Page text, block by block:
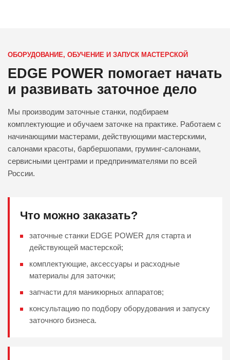
ОБОРУДОВАНИЕ, ОБУЧЕНИЕ И ЗАПУСК МАСТЕРСКОЙ
EDGE POWER помогает начать
и развивать заточное дело
Мы производим заточные станки, подбираем
комплектующие и обучаем заточке на практике. Работаем с
начинающими мастерами, действующими мастерскими,
салонами красоты, барбершопами, груминг-салонами,
сервисными центрами и предпринимателями по всей
России.
Что можно заказать?
заточные станки EDGE POWER для старта и
действующей мастерской;
комплектующие, аксессуары и расходные
материалы для заточки;
запчасти для маникюрных аппаратов;
консультацию по подбору оборудования и запуску
заточного бизнеса.